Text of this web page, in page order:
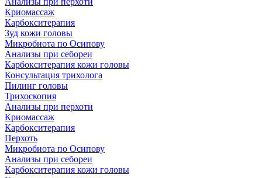
Криомассаж
Карбокситерапия
Зуд кожи головы
Микробиота по Осипову
Анализы при себореи
Карбокситерапия кожи головы
Консультация трихолога
Пилинг головы
Трихоскопия
Анализы при перхоти
Криомассаж
Карбокситерапия
Перхоть
Микробиота по Осипову
Анализы при себореи
Карбокситерапия кожи головы